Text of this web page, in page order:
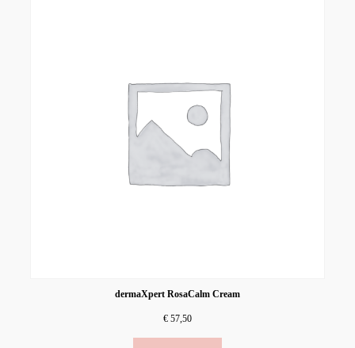
dermaXpert RosaCalm Cream
€ 57,50